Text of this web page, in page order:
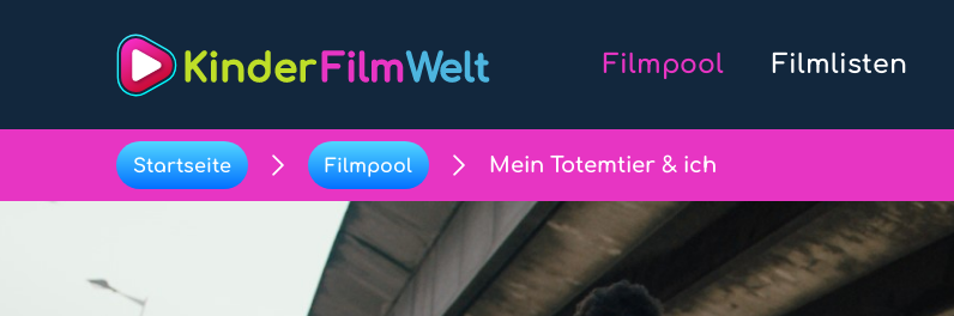
Filmpool Filmlisten
Startseite Filmpool Mein Totemtier & ich